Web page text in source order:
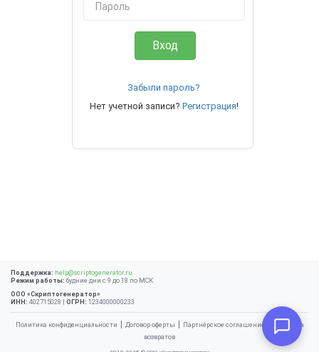
Вход
Забыли пароль?
Нет учетной записи? Регистрация!
Поддержка: help@scriptogenerator.ru
Режим работы: будние дни с 9 до 18 по МСК
ООО «Скриптогенератор»
ИНН: 402715028 | ОГРН: 1234000000233
Политика конфиденциальности Договор оферты Партнёрское соглашение
Политика
возвратов